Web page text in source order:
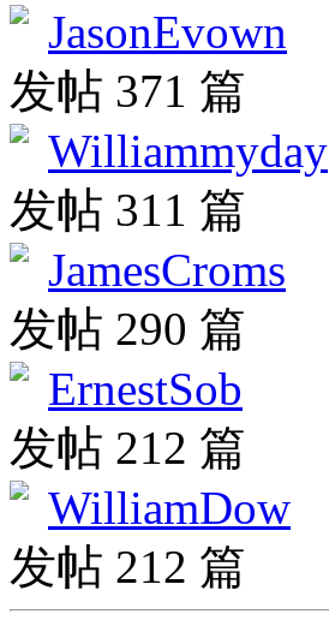
JasonEvown
发帖 371 篇
Williammyday
发帖 311 篇
JamesCroms
发帖 290 篇
ErnestSob
发帖 212 篇
WilliamDow
发帖 212 篇